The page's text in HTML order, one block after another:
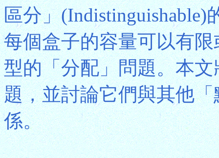
區分」
每個盒子的容量可以有
型的「分配」問題。本
題，並討論它們與其他
係。